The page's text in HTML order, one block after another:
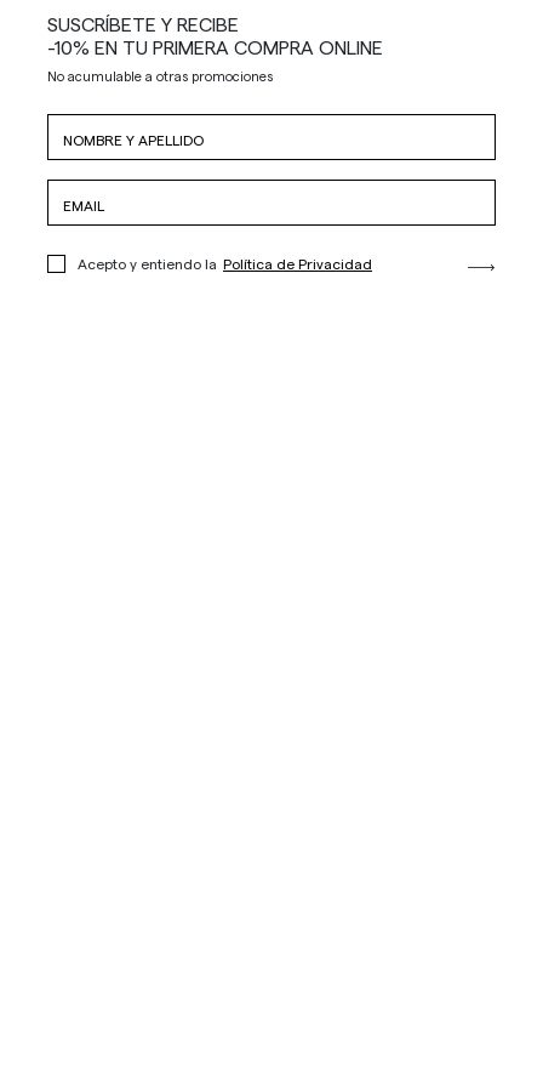
SUSCRÍBETE Y RECIBE
-10% EN TU PRIMERA COMPRA ONLINE
No acumulable a otras promociones
Acepto y entiendo la Política de Privacidad